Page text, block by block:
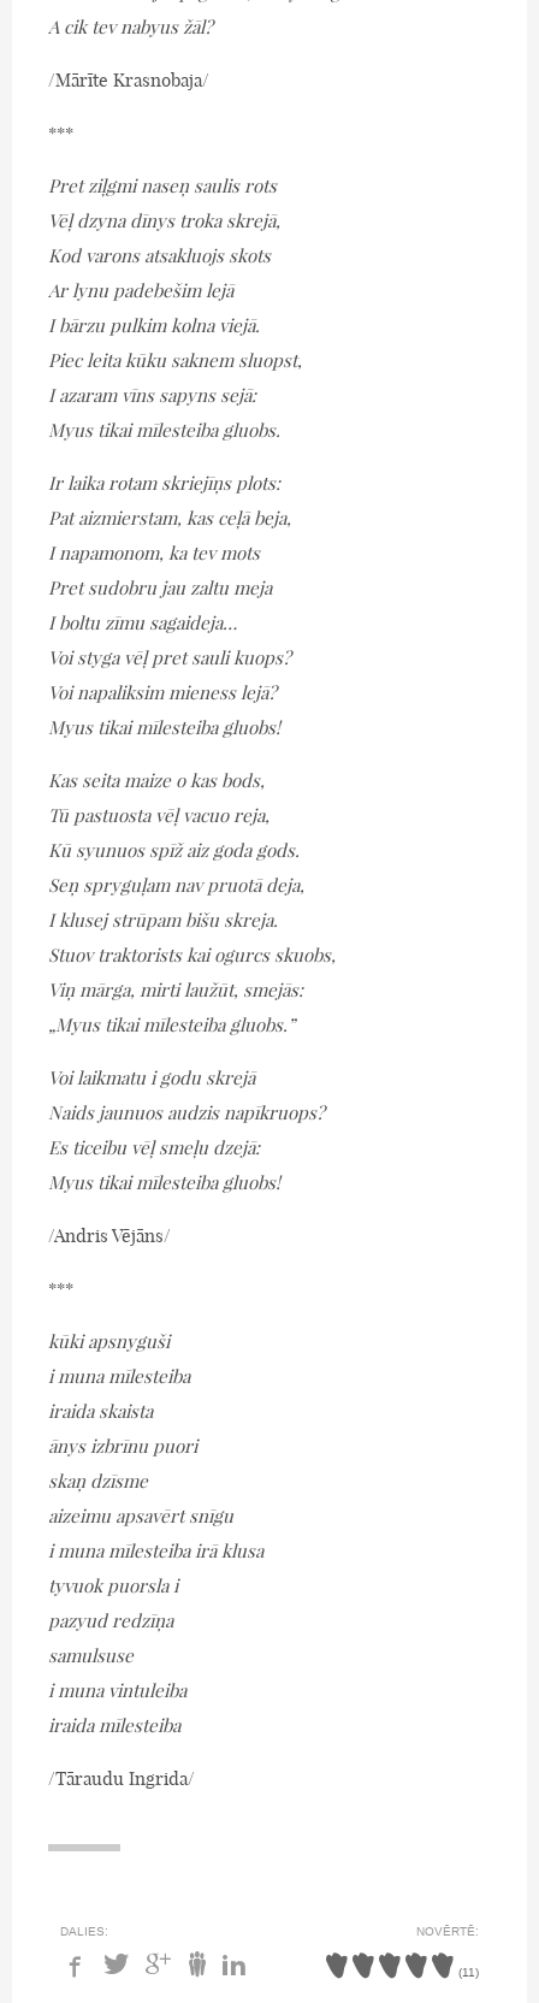
A cik tev nabyus žāl?
/Mārīte Krasnobaja/
***
Pret ziļgmi naseņ saulis rots
Vēļ dzyna dīnys troka skrejā,
Kod varons atsakluojs skots
Ar lynu padebešim lejā
I bārzu pulkim kolna viejā.
Piec leita kūku saknem sluopst,
I azaram vīns sapyns sejā:
Myus tikai mīlesteiba gluobs.
Ir laika rotam skriejīņs plots:
Pat aizmierstam, kas ceļā beja,
I napamonom, ka tev mots
Pret sudobru jau zaltu meja
I boltu zīmu sagaideja…
Voi styga vēļ pret sauli kuops?
Voi napaliksim mieness lejā?
Myus tikai mīlesteiba gluobs!
Kas seita maize o kas bods,
Tū pastuosta vēļ vacuo reja,
Kū syunuos spīž aiz goda gods.
Seņ spryguļam nav pruotā deja,
I klusej strūpam bišu skreja.
Stuov traktorists kai ogurcs skuobs,
Viņ mārga, mirti laužūt, smejās:
„Myus tikai mīlesteiba gluobs.”
Voi laikmatu i godu skrejā
Naids jaunuos audzis napīkruops?
Es ticeibu vēļ smeļu dzejā:
Myus tikai mīlesteiba gluobs!
/Andris Vējāns/
***
kūki apsnyguši
i muna mīlesteiba
iraida skaista
ānys izbrīnu puori
skaņ dzīsme
aizeimu apsavērt snīgu
i muna mīlesteiba irā klusa
tyvuok puorsla i
pazyud redzīņa
samulsuse
i muna vintuleiba
iraida mīlesteiba
/Tāraudu Ingrida/
DALIES: NOVĒRTĒ:
(11)